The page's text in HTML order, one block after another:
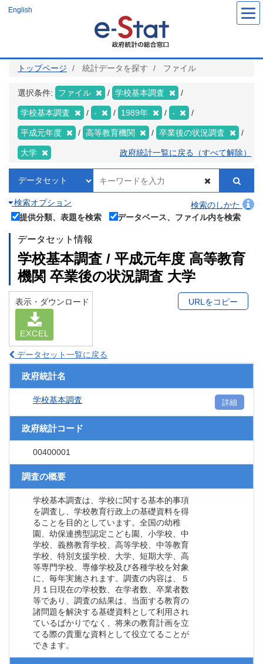
ツ
English
トップページ 統計データを探す ファイル
選択条件: ファイル 学校基本調査
学校基本調査 - 1989年 -
平成元年度 高等教育機関 卒業後の状況調査
大学 政府統計一覧に戻る（すべて解除）
検索オプション
検索のしかた
提供分類、表題を検索
データベース、ファイル内を検索
データセット情報
学校基本調査 / 平成元年度 高等教育
機関 卒業後の状況調査 大学
表示・ダウンロード
EXCEL
URLをコピー
データセット一覧に戻る
政府統計名
学校基本調査 詳細
政府統計コード
00400001
調査の概要
学校基本調査は、学校に関する基本的事項
を調査し、学校教育行政上の基礎資料を得
ることを目的としています。全国の幼稚
園、幼保連携型認定こども園、小学校、中
学校、義務教育学校、高等学校、中等教育
学校、特別支援学校、大学、短期大学、高
等専門学校、専修学校及び各種学校を対象
に、毎年実施されます。調査の内容は、５
月１日現在の学校数、在学者数、卒業者数
等であり、調査の結果は、当面する教育の
諸問題を解決する基礎資料として利用され
ているばかりでなく、将来の教育計画を立
てる際の貴重な資料として役立てることが
できます。